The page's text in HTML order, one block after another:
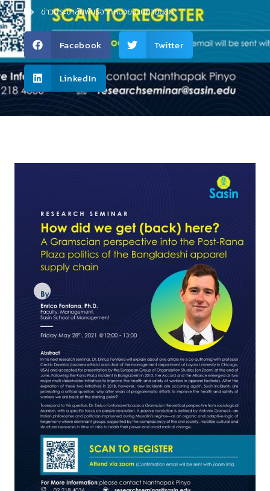
ข่าวประชาสัมพันธ์จากหน่วยงานภายนอก
Facebook Twitter
LinkedIn